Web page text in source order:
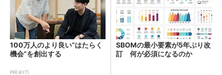
100万人のより良い“はたらく
機会”を創出する
PR(＠IT)
SBOMの最小要素が5年ぶり改
訂 何が必須になるのか